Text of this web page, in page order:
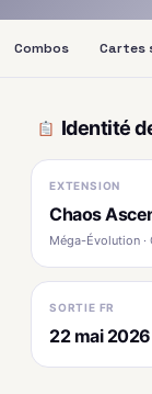
Combos Cartes
Identité
EXTENSION
Chaos
Méga-Évolution ·
SORTIE FR
22 mai 2026